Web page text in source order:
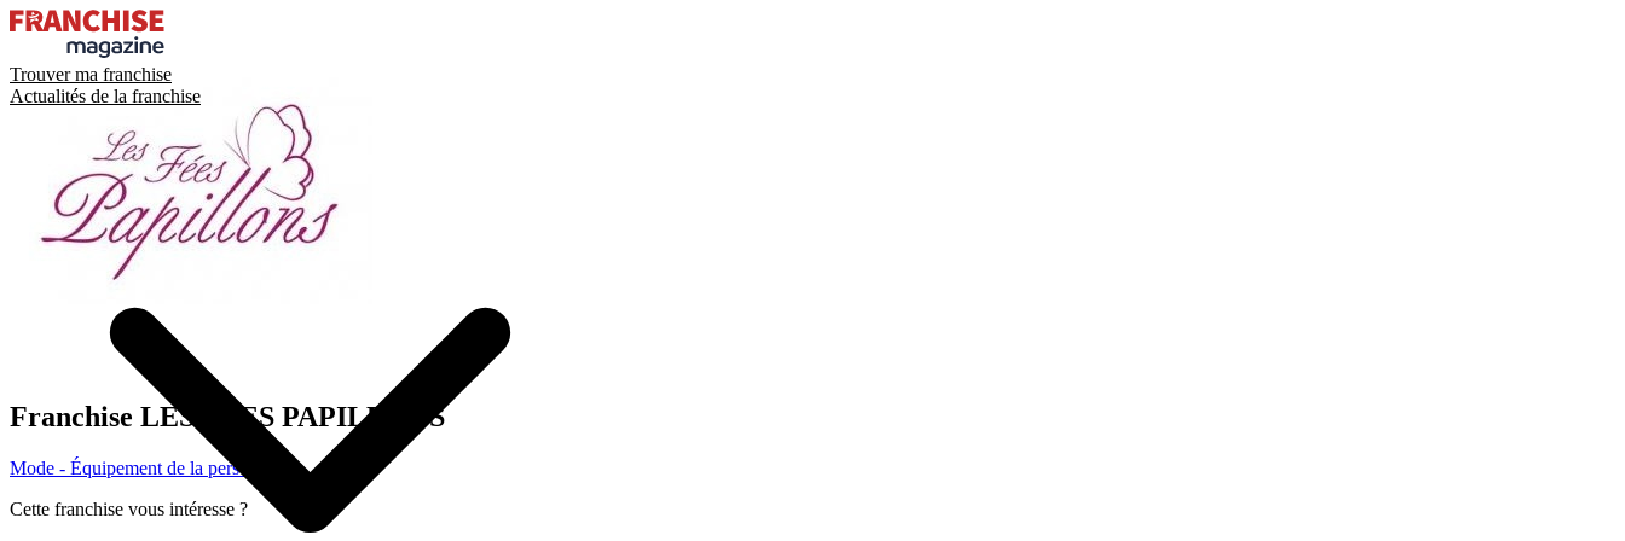
Trouver ma franchise
Actualités de la franchise
Franchise LES FEES PAPILLONS
Mode - Équipement de la personne
Cette franchise vous intéresse ?